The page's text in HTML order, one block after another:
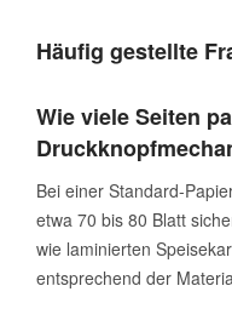
Häufig gestellte
Wie viele Seiten
Bei einer Standard-
etwa 70 bis 80 Blatt
wie laminierten
entsprechend der